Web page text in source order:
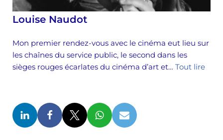
Louise Naudot
Mon premier rendez-vous avec le cinéma eut lieu sur
les chaînes du service public, le second dans les
sièges rouges écarlates du cinéma d’art et… Tout lire